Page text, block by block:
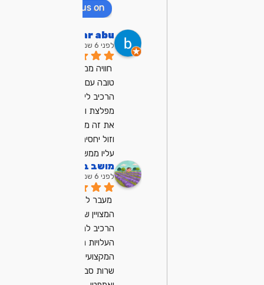
review us on
bar abu
לפני 6 שנים
עליו ממש
מושב בן שמן
לפני 6 שנים
הרכיב לנו
העלויות נוחות